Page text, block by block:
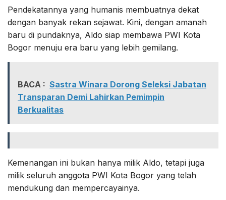
Pendekatannya yang humanis membuatnya dekat
dengan banyak rekan sejawat. Kini, dengan amanah
baru di pundaknya, Aldo siap membawa PWI Kota
Bogor menuju era baru yang lebih gemilang.
BACA : Sastra Winara Dorong Seleksi Jabatan
Transparan Demi Lahirkan Pemimpin
Berkualitas
Kemenangan ini bukan hanya milik Aldo, tetapi juga
milik seluruh anggota PWI Kota Bogor yang telah
mendukung dan mempercayainya.